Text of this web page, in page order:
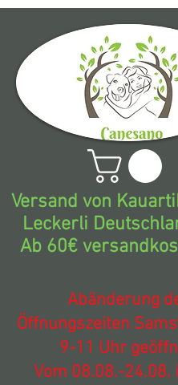
Versand von
Leckerli
Ab 60€
Abänderung
Öffnungszeiten
9-11 Uhr
Vom 08.08.-24.08.